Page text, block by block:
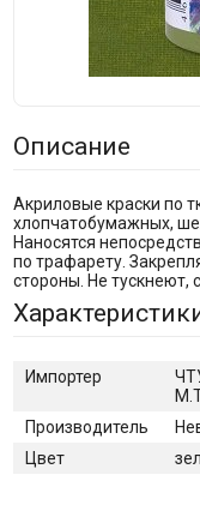
Описание
Акриловые краски по
хлопчатобумажных,
Наносятся
по трафарету.
стороны. Не тускнеют,
Импортер
Производитель
Цвет